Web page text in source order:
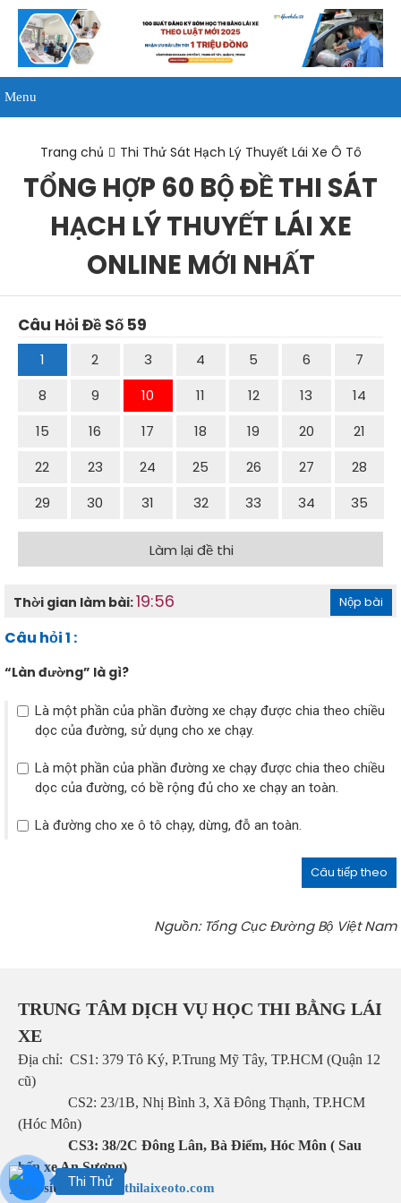
Menu
Trang chủ Thi Thử Sát Hạch Lý Thuyết Lái Xe Ô Tô
TỔNG HỢP 60 BỘ ĐỀ THI SÁT
HẠCH LÝ THUYẾT LÁI XE
ONLINE MỚI NHẤT
Câu Hỏi Đề Số 59
1 2 3 4 5 6
7
8
9 10 11 12 13
14
15
16 17 18 19 20
21
22
23 24 25 26 27
28
29
30 31 32 33 34 35
Làm lại đề thi
Thời gian làm bài:19:56 Nộp bài
Câu hỏi 1 :
“Làn đường” là gì?
Là một phần của phần đường xe chạy được chia theo chiều
dọc của đường, sử dụng cho xe chạy.
Là một phần của phần đường xe chạy được chia theo chiều
dọc của đường, có bề rộng đủ cho xe chạy an toàn.
Là đường cho xe ô tô chạy, dừng, đỗ an toàn.
Câu tiếp theo
Nguồn: Tổng Cục Đường Bộ Việt Nam
TRUNG TÂM DỊCH VỤ HỌC THI BẰNG LÁI
XE
Địa chỉ: CS1: 379 Tô Ký, P.Trung Mỹ Tây, TP.HCM (Quận 12
cũ)
CS2: 23/1B, Nhị Bình 3, Xã Đông Thạnh, TP.HCM
(Hóc Môn)
CS3: 38/2C Đông Lân, Bà Điểm, Hóc Môn ( Sau
bến xe An Sương)
Website:www.hocthilaixeoto.com
Thi Thử